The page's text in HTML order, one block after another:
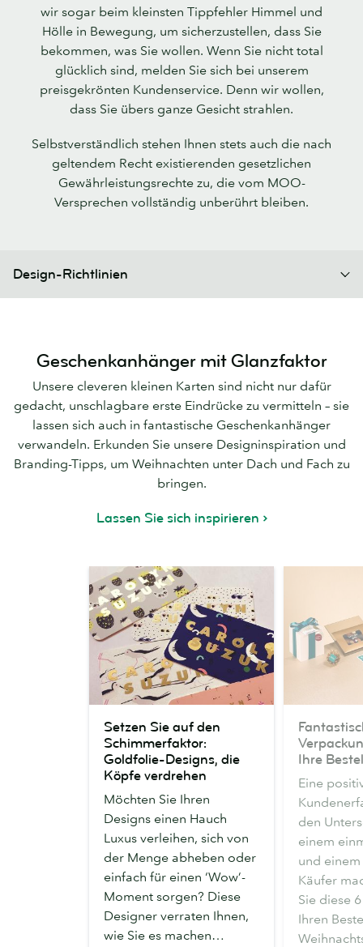
wir sogar beim kleinsten Tippfehler Himmel und
Hölle in Bewegung, um sicherzustellen, dass Sie
bekommen, was Sie wollen. Wenn Sie nicht total
glücklich sind, melden Sie sich bei unserem
preisgekrönten Kundenservice. Denn wir wollen,
dass Sie übers ganze Gesicht strahlen.
Selbstverständlich stehen Ihnen stets auch die nach
geltendem Recht existierenden gesetzlichen
Gewährleistungsrechte zu, die vom MOO-
Versprechen vollständig unberührt bleiben.
Design-Richtlinien
Geschenkanhänger mit Glanzfaktor
Unsere cleveren kleinen Karten sind nicht nur dafür
gedacht, unschlagbare erste Eindrücke zu vermitteln – sie
lassen sich auch in fantastische Geschenkanhänger
verwandeln. Erkunden Sie unsere Designinspiration und
Branding-Tipps, um Weihnachten unter Dach und Fach zu
bringen.
Lassen Sie sich inspirieren
Sie
auf
den
Schimmerfaktor:
Goldfolie-
Designs,
Köpfe
verdrehen
Setzen Sie auf den
Schimmerfaktor:
Goldfolie-Designs, die
Köpfe verdrehen
Möchten Sie Ihren
Designs einen Hauch
Luxus verleihen, sich von
der Menge abheben oder
einfach für einen ‘Wow’-
Moment sorgen? Diese
Designer verraten Ihnen,
wie Sie es machen…
Bestellungen
Ihre
Eine
den
einem
und
Käufer
Sie diese
Ihren